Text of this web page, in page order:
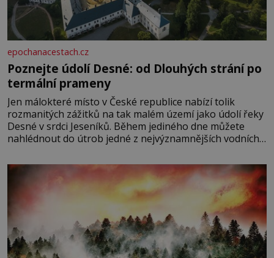
epochanacestach.cz
Poznejte údolí Desné: od Dlouhých strání po
termální prameny
Jen málokteré místo v České republice nabízí tolik
rozmanitých zážitků na tak malém území jako údolí řeky
Desné v srdci Jeseníků. Během jediného dne můžete
nahlédnout do útrob jedné z nejvýznamnějších vodních
se na koloběžce a den zakončit poznáváním památek ve
Velkých Losinách nebo v termálním